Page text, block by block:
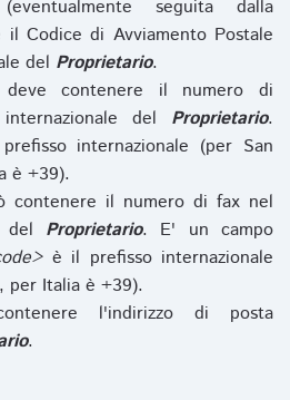
seguita dalla
Codice di Avviamento Postale
del Proprietario.
contenere il numero di
del Proprietario.
internazionale (per San
è +39).
contenere il numero di fax nel
del Proprietario. E' un campo
è il prefisso internazionale
per Italia è +39).
l'indirizzo di posta
.